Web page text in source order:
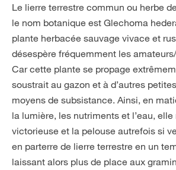
Le lierre terrestre commun ou herbe
le nom botanique est Glechoma
plante herbacée sauvage vivace et
désespère fréquemment les
Car cette plante se propage
soustrait au gazon et à d’autres
moyens de subsistance. Ainsi, en
la lumière, les nutriments et l’eau,
victorieuse et la pelouse autrefois si
en parterre de lierre terrestre en un
laissant alors plus de place aux